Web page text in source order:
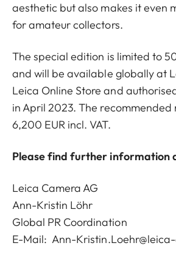
aesthetic but also makes it even
for amateur collectors.
The special edition is limited to
and will be available globally at
Leica Online Store and
in April 2023. The
6,200 EUR incl. VAT.
Please find further information
Leica Camera AG
Ann-Kristin Löhr
Global PR Coordination
E-Mail:Ann-